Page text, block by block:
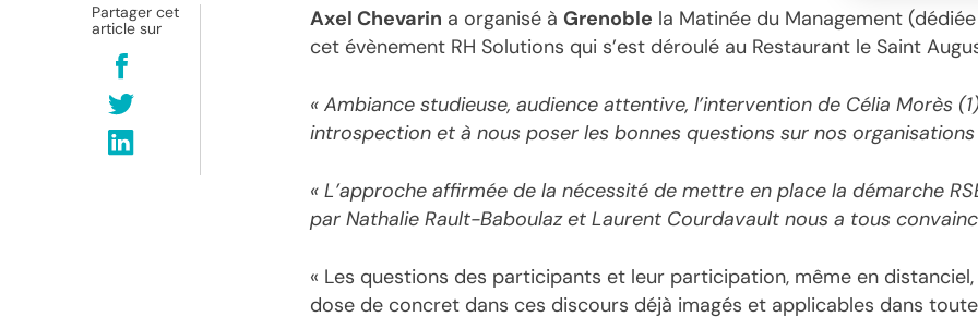
Partager cet
article sur
Axel Chevarin a organisé à Grenoble la Matinée du Management
cet évènement RH Solutions qui s’est déroulé au Restaurant le Saint
« Ambiance studieuse, audience attentive, l’intervention de Célia Morès
introspection et à nous poser les bonnes questions sur nos
« L’approche affirmée de la nécessité de mettre en place la démarche
par Nathalie Rault-Baboulaz et Laurent Courdavault nous a tous
« Les questions des participants et leur participation, même en
dose de concret dans ces discours déjà imagés et applicables dans